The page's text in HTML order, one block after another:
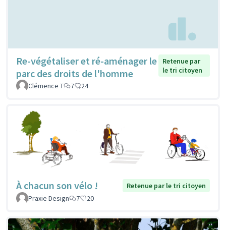
Re-végétaliser et ré-aménager le
parc des droits de l'homme
Retenue par
le tri citoyen
Clémence T
7 24
À chacun son vélo !
Retenue par le tri citoyen
Praxie Design
7 20